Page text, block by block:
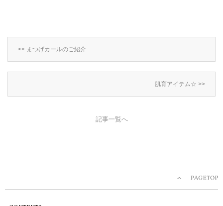
<< まつげカールのご紹介
肌育アイテム☆ >>
記事一覧へ